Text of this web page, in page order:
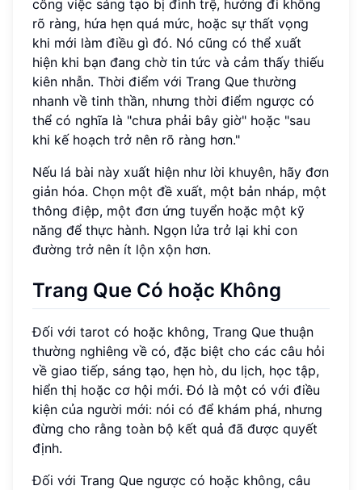
công việc sáng tạo bị đình trệ, hướng đi không
rõ ràng, hứa hẹn quá mức, hoặc sự thất vọng
khi mới làm điều gì đó. Nó cũng có thể xuất
hiện khi bạn đang chờ tin tức và cảm thấy thiếu
kiên nhẫn. Thời điểm với Trang Que thường
nhanh về tinh thần, nhưng thời điểm ngược có
thể có nghĩa là "chưa phải bây giờ" hoặc "sau
khi kế hoạch trở nên rõ ràng hơn."
Nếu lá bài này xuất hiện như lời khuyên, hãy đơn
giản hóa. Chọn một đề xuất, một bản nháp, một
thông điệp, một đơn ứng tuyển hoặc một kỹ
năng để thực hành. Ngọn lửa trở lại khi con
đường trở nên ít lộn xộn hơn.
Trang Que Có hoặc Không
Đối với tarot có hoặc không, Trang Que thuận
thường nghiêng về có, đặc biệt cho các câu hỏi
về giao tiếp, sáng tạo, hẹn hò, du lịch, học tập,
hiển thị hoặc cơ hội mới. Đó là một có với điều
kiện của người mới: nói có để khám phá, nhưng
đừng cho rằng toàn bộ kết quả đã được quyết
định.
Đối với Trang Que ngược có hoặc không, câu